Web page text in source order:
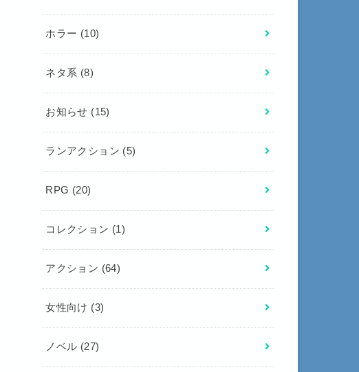
ホラー (10)
ネタ系 (8)
お知らせ (15)
ランアクション (5)
RPG (20)
コレクション (1)
アクション (64)
女性向け (3)
ノベル (27)